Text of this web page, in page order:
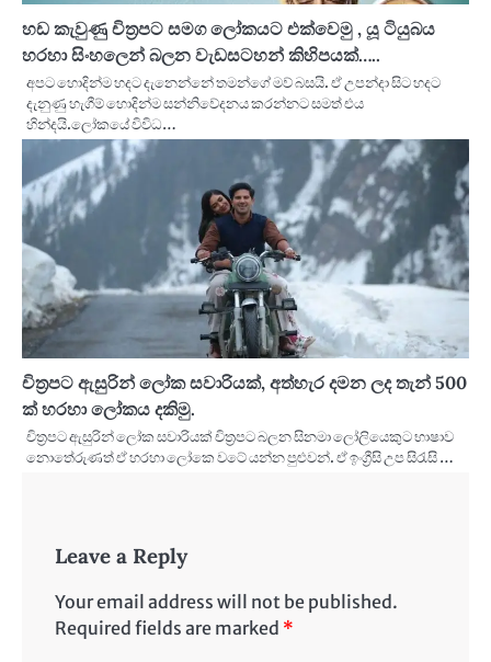
හඩ කැවුණු චිත්‍රපට සමග ලෝකයට එක්වෙමු , යූ ටියුබය
හරහා සිංහලෙන් බලන වැඩසටහන් කිහිපයක්…..
අපට හොදින්ම හදට දැනෙන්නේ තමන්ගේ මව් බසයි. ඒ උපන්දා සිට හදට
දැනුණු හැගීම් හොදින්ම සන්නිවේදනය කරන්නට සමත් එය
හින්දයි.ලෝකයේ විවිධ…
චිත්‍රපට ඇසුරින් ලෝක සවාරියක්, අත්හැර දමන ලද තැන් 500
ක් හරහා ලෝකය දකිමු.
චිත්‍රපට ඇසුරින් ලෝක සවාරියක් චිත්‍රපට බලන සිනමා ලෝලියෙකුට භාෂාව
නොතේරුණත් ඒ හරහා ලෝකෙ වටේ යන්න පුළුවන්. ඒ ඉංග්‍රීසි උප සිරැසි …
Leave a Reply
Your email address will not be published.
Required fields are marked *